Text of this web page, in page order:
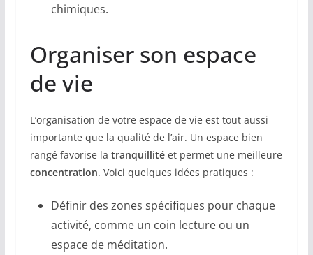
chimiques.
Organiser son espace
de vie
L’organisation de votre espace de vie est tout aussi
importante que la qualité de l’air. Un espace bien
rangé favorise la tranquillitéet permet une meilleure
concentration. Voici quelques idées pratiques :
Définir des zones spécifiques pour chaque
activité, comme un coin lecture ou un
espace de méditation.